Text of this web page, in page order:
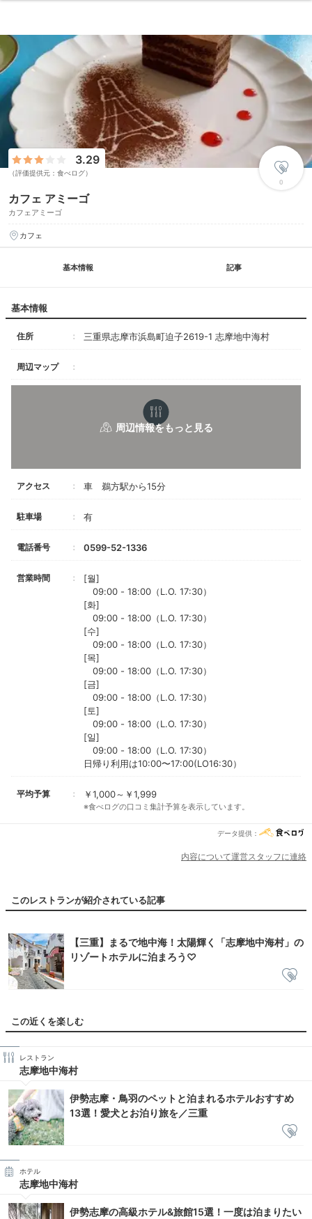
カフェ アミーゴ
カフェアミーゴ
3.29
（評価提供元：食べログ）
0
カフェ
基本情報 記事
基本情報
住所 三重県志摩市浜島町迫子2619-1 志摩地中海村
周辺マップ
アクセス 車 鵜方駅から15分
駐車場 有
電話番号 0599-52-1336
営業時間
[월]
09:00 - 18:00（L.O. 17:30）
[화]
09:00 - 18:00（L.O. 17:30）
[수]
09:00 - 18:00（L.O. 17:30）
[목]
09:00 - 18:00（L.O. 17:30）
[금]
09:00 - 18:00（L.O. 17:30）
[토]
09:00 - 18:00（L.O. 17:30）
[일]
09:00 - 18:00（L.O. 17:30）
日帰り利用は10:00〜17:00(LO16:30）
平均予算 ￥1,000～￥1,999
※食べログの口コミ集計予算を表示しています。
データ提供：
内容について運営スタッフに連絡
このレストランが紹介されている記事
【三重】まるで地中海！太陽輝く「志摩地中海村」の
リゾートホテルに泊まろう♡
この近くを楽しむ
レストラン
志摩地中海村
伊勢志摩・鳥羽のペットと泊まれるホテルおすすめ
13選！愛犬とお泊り旅を／三重
ホテル
志摩地中海村
伊勢志摩の高級ホテル&旅館15選！一度は泊まりたい